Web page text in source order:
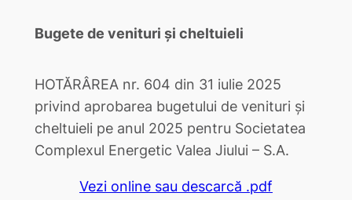
Bugete de venituri și cheltuieli
HOTĂRÂREA nr. 604 din 31 iulie 2025
privind aprobarea bugetului de venituri şi
cheltuieli pe anul 2025 pentru Societatea
Complexul Energetic Valea Jiului – S.A.
Vezi online sau descarcă .pdf